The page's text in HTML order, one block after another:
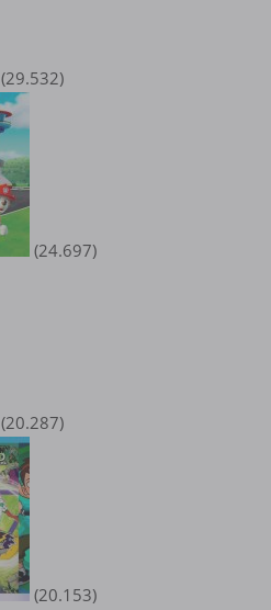
(29.532)
(24.697)
(20.287)
(20.153)